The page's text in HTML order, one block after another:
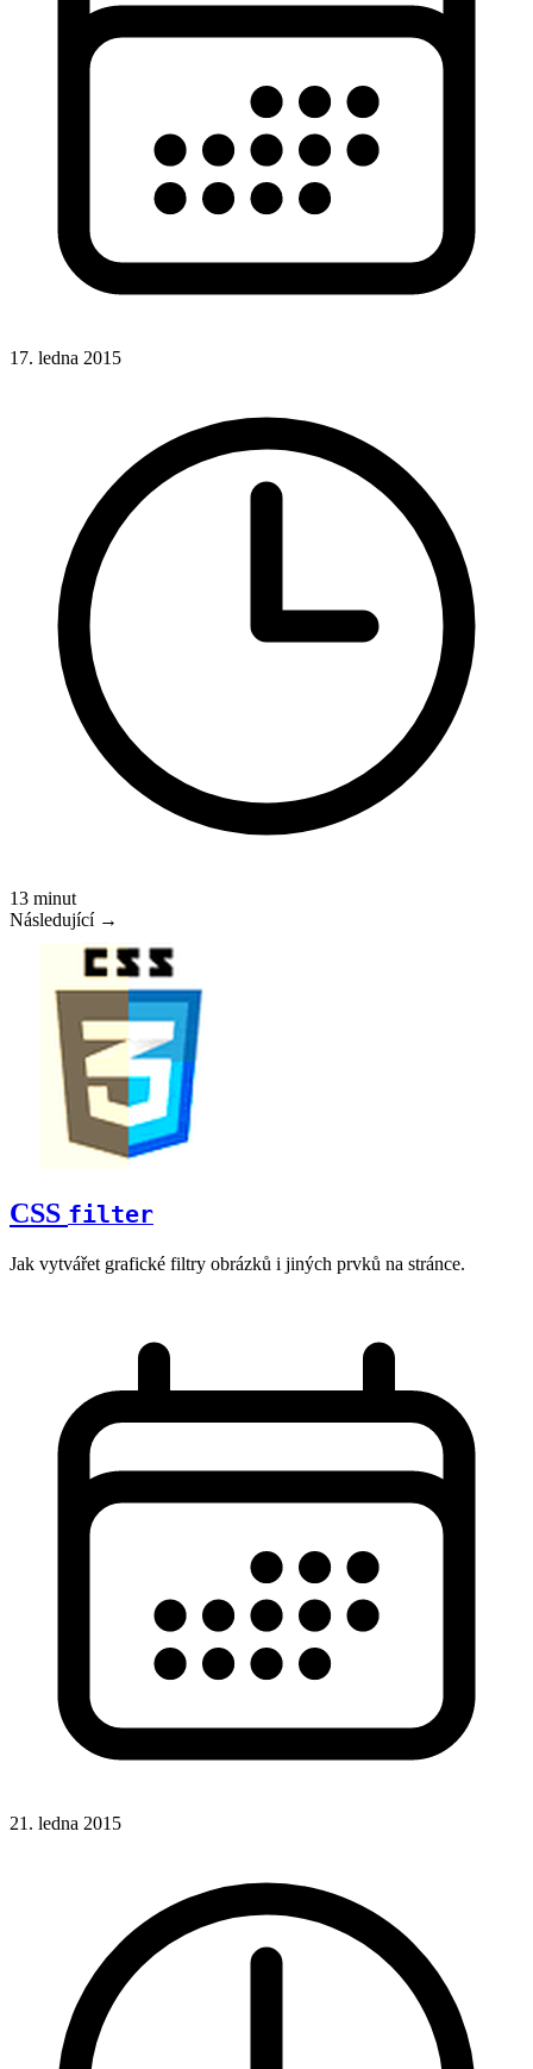
17. ledna 2015
13 minut
Následující →
CSS filter
Jak vytvářet grafické filtry obrázků i jiných prvků na stránce.
21. ledna 2015